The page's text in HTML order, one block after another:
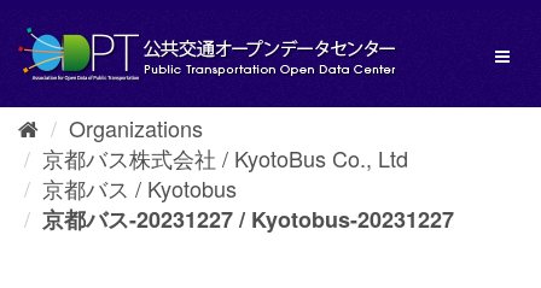
content
Organizations
京都バス株式会社 / KyotoBus Co., Ltd
京都バス / Kyotobus
京都バス-20231227 / Kyotobus-20231227